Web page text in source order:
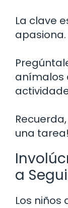
La clave
apasiona.
anímalos
una tarea!
a
Los